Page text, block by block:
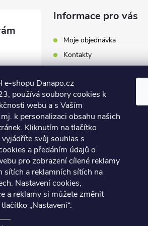
e-shopu Danapo.cz
používá soubory cookies k
webu a s Vaším
k personalizaci obsahu našich
Kliknutím na tlačítko
vyjádříte svůj souhlas s
a předáním údajů o
pro zobrazení cílené reklamy
sítích a reklamních sítích na
Nastavení cookies,
a reklamy si můžete změnit
„Nastavení“.
446
446
Informace pro vás
Moje objednávka
Kontakty
Hodnocení obchodu
Obchodní podmínky
Reklamace a výměna zboží
Podmínky ochrany osobních
údajů
Soubory cookies
Napište nám
Jak nakupovat? / How to
shop?